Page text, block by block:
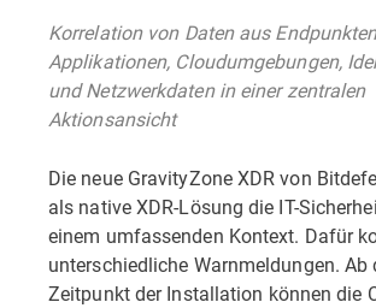
Korrelation von Daten aus
Applikationen, Cloudumgebungen,
und Netzwerkdaten in einer zentralen
Aktionsansicht
Die neue GravityZone XDR von
als native XDR-Lösung die IT-
einem umfassenden Kontext. Dafür
unterschiedliche Warnmeldungen. Ab
Zeitpunkt der Installation können die